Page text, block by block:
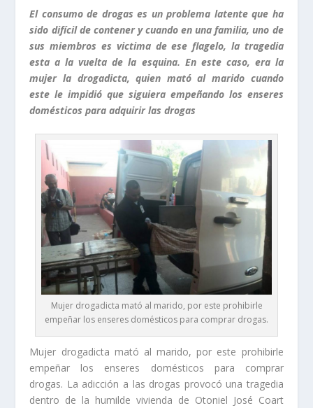
El consumo de drogas es un problema latente que ha
sido difícil de contener y cuando en una familia, uno de
sus miembros es victima de ese flagelo, la tragedia
esta a la vuelta de la esquina. En este caso, era la
mujer la drogadicta, quien mató al marido cuando
este le impidió que siguiera empeñando los enseres
domésticos para adquirir las drogas
Mujer drogadicta mató al marido, por este prohibirle
empeñar los enseres domésticos para comprar drogas.
Mujer drogadicta mató al marido, por este prohibirle
empeñar los enseres domésticos para comprar
drogas. La adicción a las drogas provocó una tragedia
dentro de la humilde vivienda de Otoniel José Coart